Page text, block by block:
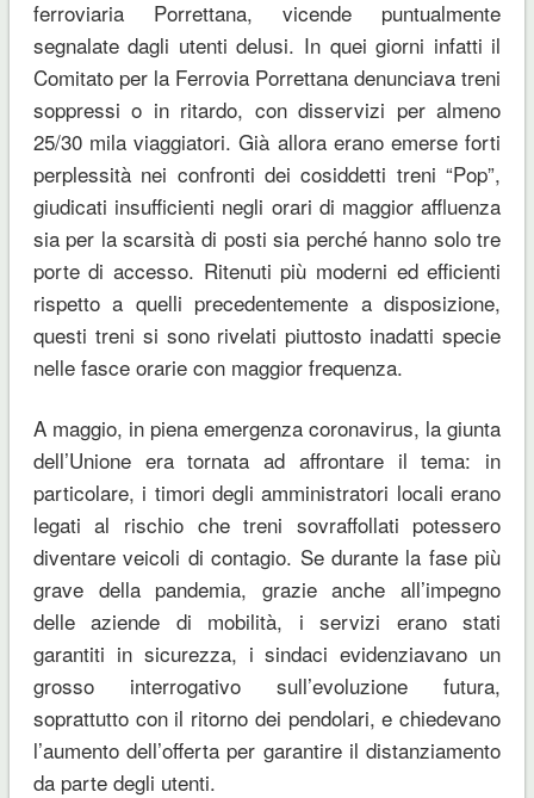
ferroviaria Porrettana, vicende puntualmente
segnalate dagli utenti delusi. In quei giorni infatti il
Comitato per la Ferrovia Porrettana denunciava treni
soppressi o in ritardo, con disservizi per almeno
25/30 mila viaggiatori. Già allora erano emerse forti
perplessità nei confronti dei cosiddetti treni “Pop”,
giudicati insufficienti negli orari di maggior affluenza
sia per la scarsità di posti sia perché hanno solo tre
porte di accesso. Ritenuti più moderni ed efficienti
rispetto a quelli precedentemente a disposizione,
questi treni si sono rivelati piuttosto inadatti specie
nelle fasce orarie con maggior frequenza.
A maggio, in piena emergenza coronavirus, la giunta
dell’Unione era tornata ad affrontare il tema: in
particolare, i timori degli amministratori locali erano
legati al rischio che treni sovraffollati potessero
diventare veicoli di contagio. Se durante la fase più
grave della pandemia, grazie anche all’impegno
delle aziende di mobilità, i servizi erano stati
garantiti in sicurezza, i sindaci evidenziavano un
grosso interrogativo sull’evoluzione futura,
soprattutto con il ritorno dei pendolari, e chiedevano
l’aumento dell’offerta per garantire il distanziamento
da parte degli utenti.